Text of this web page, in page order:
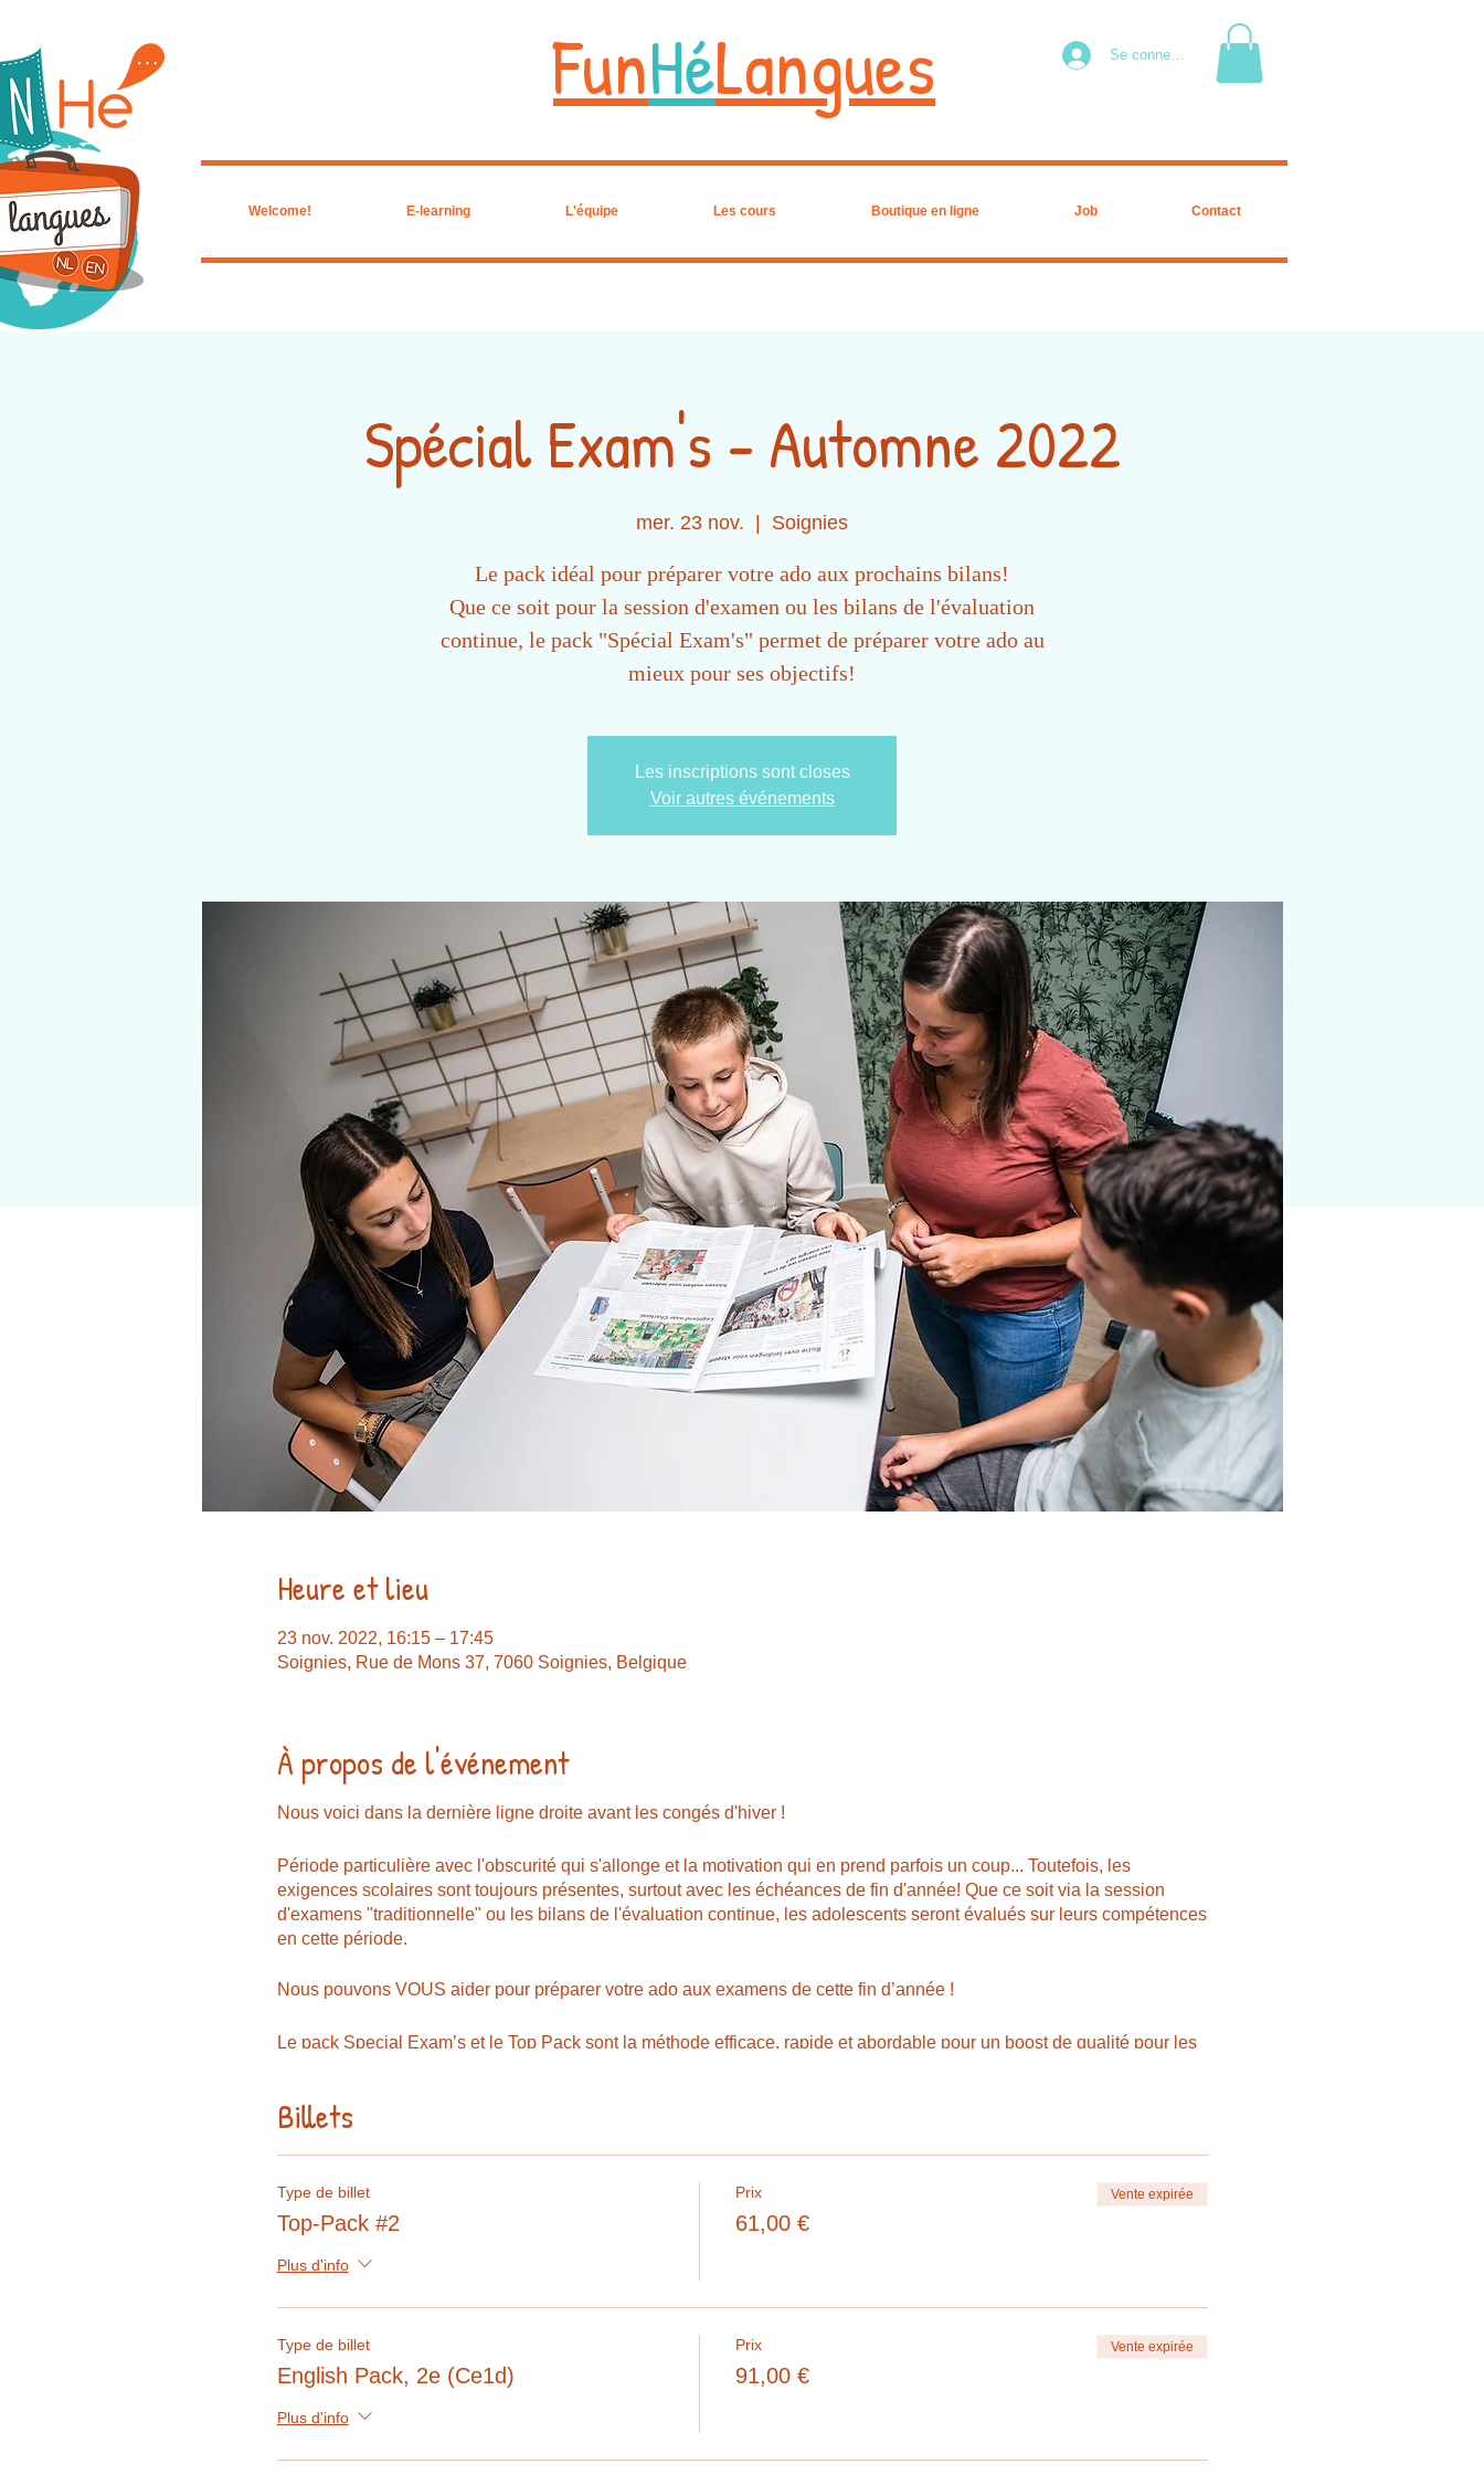
FunHéLangues Se connecter
Welcome! E-learning L'équipe Les cours Boutique en ligne Job Contact
Spécial Exam's - Automne 2022
mer. 23 nov. Soignies
Le pack idéal pour préparer votre ado aux prochains bilans!
Que ce soit pour la session d'examen ou les bilans de l'évaluation
continue, le pack "Spécial Exam's" permet de préparer votre ado au
mieux pour ses objectifs!
Les inscriptions sont closes
Voir autres événements
Heure et lieu
23 nov. 2022, 16:15 – 17:45
Soignies, Rue de Mons 37, 7060 Soignies, Belgique
À propos de l'événement
Nous voici dans la dernière ligne droite avant les congés d'hiver !
Période particulière avec l'obscurité qui s'allonge et la motivation qui en prend parfois un coup... Toutefois, les
exigences scolaires sont toujours présentes, surtout avec les échéances de fin d'année! Que ce soit via la session
d'examens "traditionnelle" ou les bilans de l'évaluation continue, les adolescents seront évalués sur leurs compétences
en cette période.
Nous pouvons VOUS aider pour préparer votre ado aux examens de cette fin d’année !
Le pack Special Exam’s et le Top Pack sont la méthode efficace, rapide et abordable pour un boost de qualité pour les
Evitez les questions de dernière minute,
Evitez de devoir demander pour la 20e fois qu’il étudie ses TPs
Evitez des prises de tête inutiles avec votre ado
Horaire des formules:
Billets
Type de billet
Top-Pack #2
Plus d'info
Prix
61,00 €
Vente expirée
Type de billet
English Pack, 2e (Ce1d)
Plus d'info
Prix
91,00 €
Vente expirée